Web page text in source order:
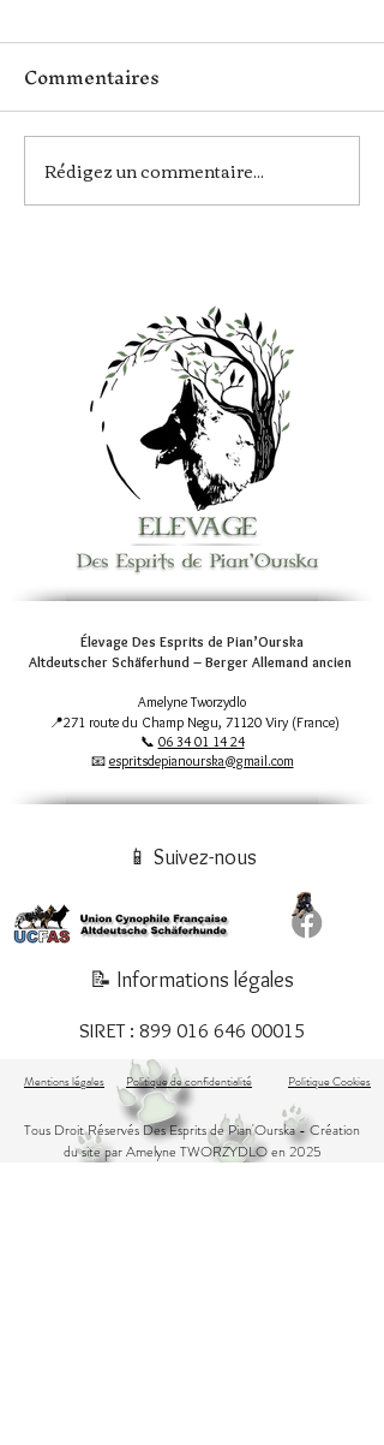
Une nouvelle portée
Commentaires
Rédigez un commentaire...
Élevage Des Esprits de Pian’Ourska
Altdeutscher Schäferhund – Berger Allemand ancien
Amelyne Tworzydlo
📍271 route du Champ Negu, 71120 Viry (France)
📞 06 34 01 14 24
📧 espritsdepianourska@gmail.com
📱 Suivez-nous
📝 Informations légales
SIRET : 899 016 646 00015
Mentions légales Politique de confidentialité Politique Cookies
Tous Droit Réservés Des Esprits de Pian'Ourska- Création
du site par Amelyne TWORZYDLO en 2025